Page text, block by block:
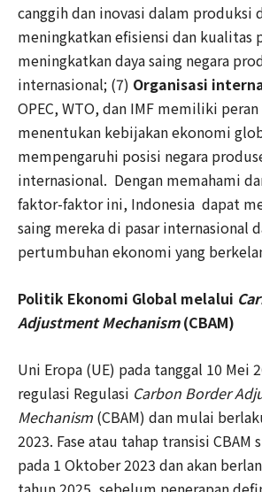
canggih dan inovasi dalam produksi
meningkatkan efisiensi dan kualitas
meningkatkan daya saing negara
internasional; (7) Organisasi
OPEC, WTO, dan IMF memiliki
menentukan kebijakan ekonomi
mempengaruhi posisi negara
internasional. Dengan memahami
faktor-faktor ini, Indonesia dapat
saing mereka di pasar internasional
pertumbuhan ekonomi yang
Politik Ekonomi Global melalui
Adjustment Mechanism(CBAM)
Uni Eropa (UE) pada tanggal 10 Mei
regulasi Regulasi Carbon Border
Mechanism (CBAM) dan mulai
2023. Fase atau tahap transisi CBAM
pada 1 Oktober 2023 dan akan